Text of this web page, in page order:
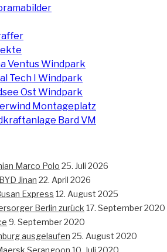
Ventus Windpark
Tech I Windpark
Ost Windpark
Montageplatz
Bard VM
Marco Polo 25. Juli 2026
Jinan 22. April 2026
Express 12. August 2025
Berlin zurück 17. September 2020
9. September 2020
ausgelaufen 25. August 2020
Serangoon 10. Juli 2020